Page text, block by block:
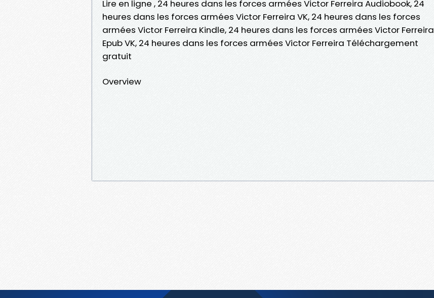
Lire en ligne , 24 heures dans les forces armées Victor Ferreira Audiobook, 24
heures dans les forces armées Victor Ferreira VK, 24 heures dans les forces
armées Victor Ferreira Kindle, 24 heures dans les forces armées Victor Ferreira
Epub VK, 24 heures dans les forces armées Victor Ferreira Téléchargement
gratuit
Overview